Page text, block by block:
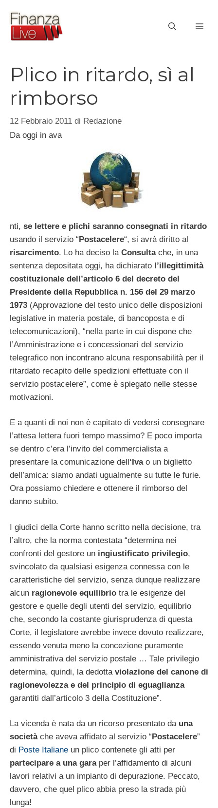
contenuto
Plico in ritardo, sì al
rimborso
12 Febbraio 2011 di Redazione
Da oggi in ava
nti, se lettere e plichi saranno consegnati in ritardo
usando il servizio “Postacelere“, si avrà diritto al
risarcimento. Lo ha deciso la Consultache, in una
sentenza depositata oggi, ha dichiarato l’illegittimità
costituzionale dell’articolo 6 del decreto del
Presidente della Repubblica n. 156 del 29 marzo
1973 (Approvazione del testo unico delle disposizioni
legislative in materia postale, di bancoposta e di
telecomunicazioni), “nella parte in cui dispone che
l’Amministrazione e i concessionari del servizio
telegrafico non incontrano alcuna responsabilità per il
ritardato recapito delle spedizioni effettuate con il
servizio postacelere”, come è spiegato nelle stesse
motivazioni.
E a quanti di noi non è capitato di vedersi consegnare
l’attesa lettera fuori tempo massimo? E poco importa
se dentro c’era l’invito del commercialista a
presentare la comunicazione dell ‘Ivao un biglietto
dell’amica: siamo andati ugualmente su tutte le furie.
Ora possiamo chiedere e ottenere il rimborso del
danno subito.
I giudici della Corte hanno scritto nella decisione, tra
l’altro, che la norma contestata “determina nei
confronti del gestore un ingiustificato privilegio,
svincolato da qualsiasi esigenza connessa con le
caratteristiche del servizio, senza dunque realizzare
alcun ragionevole equilibrio tra le esigenze del
gestore e quelle degli utenti del servizio, equilibrio
che, secondo la costante giurisprudenza di questa
Corte, il legislatore avrebbe invece dovuto realizzare,
essendo venuta meno la concezione puramente
amministrativa del servizio postale … Tale privilegio
determina, quindi, la dedotta violazione del canone di
ragionevolezza e del principio di eguaglianza
garantiti dall’articolo 3 della Costituzione”.
La vicenda è nata da un ricorso presentato da una
società che aveva affidato al servizio “ Postacelere”
di Poste Italiane un plico contenete gli atti per
partecipare a una garaper l’affidamento di alcuni
lavori relativi a un impianto di depurazione. Peccato,
davvero, che quel plico abbia preso la strada più
lunga!